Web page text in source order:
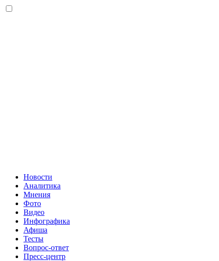
Новости
Аналитика
Мнения
Фото
Видео
Инфографика
Афиша
Тесты
Вопрос-ответ
Пресс-центр